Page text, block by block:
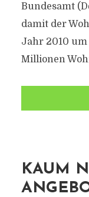
Bundesamt
damit der
Jahr 2010 um
Millionen
KAUM